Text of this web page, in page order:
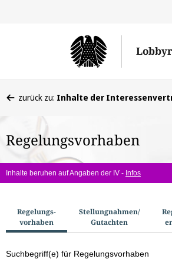
befinden
hier:
zurück zu: Inhalte der
Regelungsvorhaben
Inhalte beruhen auf Angaben der IV - Infos
u
c
Regelungs­
vorhaben
Stellungnahmen/​
Gutachten
Suchbegriff(e) für Regelungsvorhaben